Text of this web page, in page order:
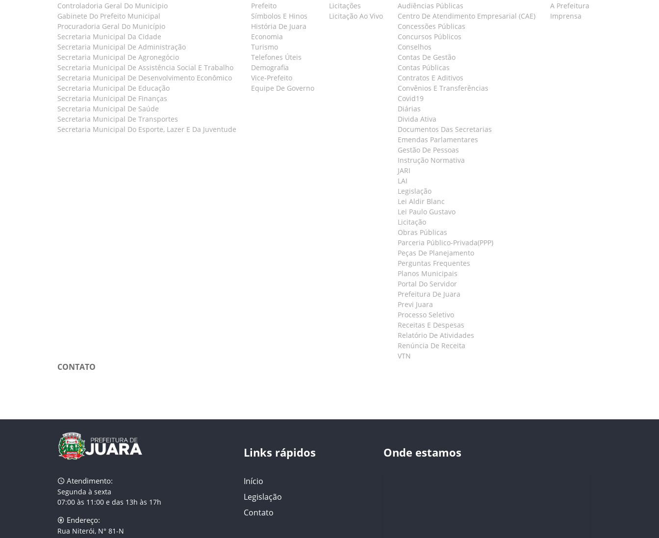
Controladoria Geral Do Municipio
Gabinete Do Prefeito Municipal
Procuradoria Geral Do Município
Secretaria Municipal Da Cidade
Secretaria Municipal De Administração
Secretaria Municipal De Agronegócio
Secretaria Municipal De Assistência Social E Trabalho
Secretaria Municipal De Desenvolvimento Econômico
Secretaria Municipal De Educação
Secretaria Municipal De Finanças
Secretaria Municipal De Saúde
Secretaria Municipal De Transportes
Secretaria Municipal Do Esporte, Lazer E Da Juventude
Prefeito
Símbolos E Hinos
História De Juara
Economia
Turismo
Telefones Úteis
Demografia
Vice-Prefeito
Equipe De Governo
Licitações
Licitação Ao Vivo
Audiências Públicas
Centro De Atendimento Empresarial (CAE)
Concessões Públicas
Concursos Públicos
Conselhos
Contas De Gestão
Contas Públicas
Contratos E Aditivos
Convênios E Transferências
Covid19
Diárias
Divida Ativa
Documentos Das Secretarias
Emendas Parlamentares
Gestão De Pessoas
Instrução Normativa
JARI
LAI
Legislação
Lei Aldir Blanc
Lei Paulo Gustavo
Licitação
Obras Públicas
Parceria Público-Privada(PPP)
Peças De Planejamento
Perguntas Frequentes
Planos Municipais
Portal Do Servidor
Prefeitura De Juara
Previ Juara
Processo Seletivo
Receitas E Despesas
Relatório De Atividades
Renúncia De Receita
VTN
A Prefeitura
Imprensa
CONTATO
Atendimento:
Segunda à sexta
07:00 às 11:00 e das 13h às 17h
Endereço:
Rua Niterói, N° 81-N
Links rápidos
Início
Legislação
Contato
Onde estamos